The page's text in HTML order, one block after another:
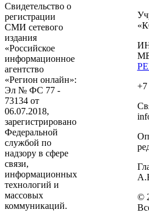
Свидетельство о
регистрации
СМИ сетевого
издания
«Российское
информационное
агентство
«Регион онлайн»:
Эл № ФС 77 -
73134 от
06.07.2018,
зарегистрировано
Федеральной
службой по
надзору в сфере
связи,
информационных
технологий и
массовых
коммуникаций.
+7
©